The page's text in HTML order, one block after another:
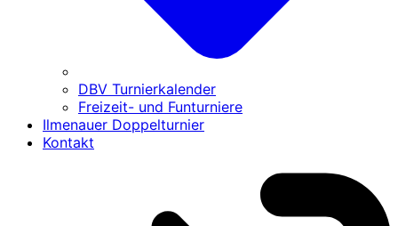
DBV Turnierkalender
Freizeit- und Funturniere
Ilmenauer Doppelturnier
Kontakt